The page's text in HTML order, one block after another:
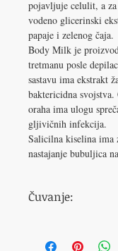
pojavljuje celulit, a
vodeno glicerinski
papaje i zelenog čaja.
Body Milk je
tretmanu posle
sastavu ima ekstrakt
baktericidna
oraha ima ulogu
gljivičnih infekcija.
Salicilna kiselina ima
nastajanje bubuljica
Čuvanje: